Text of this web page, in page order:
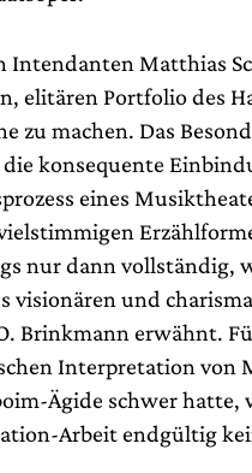
Intendanten Matthias
elitären Portfolio des
zu machen. Das
konsequente
eines
nur dann vollständig,
visionären und
Brinkmann erwähnt.
Interpretation von
Ägide schwer hatte,
Arbeit endgültig